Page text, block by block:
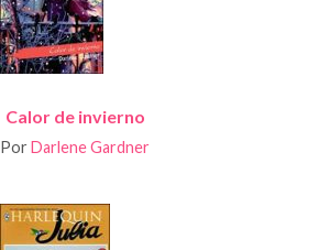
Calor de invierno
Por Darlene Gardner